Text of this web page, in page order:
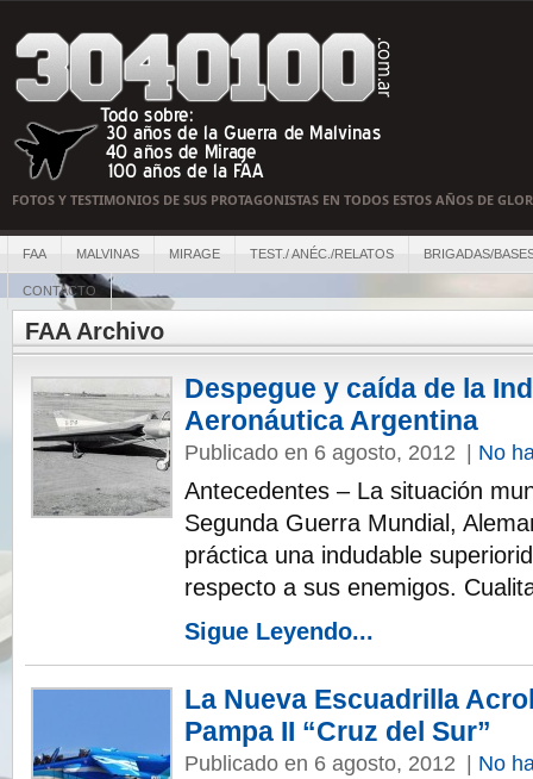
FOTOS Y TESTIMONIOS DE SUS PROTAGONISTAS EN TODOS ESTOS AÑOS DE
FAA MALVINAS MIRAGE TEST./ ANÉC./RELATOS BRIGADAS/
CONTACTO
FAA Archivo
Despegue y caída de la
Aeronáutica Argentina
Publicado en 6 agosto, 2012 No
Antecedentes – La situación
Segunda Guerra Mundial,
práctica una indudable
respecto a sus enemigos.
Sigue Leyendo...
La Nueva Escuadrilla
Pampa II “Cruz del Sur”
Publicado en 6 agosto, 2012 No